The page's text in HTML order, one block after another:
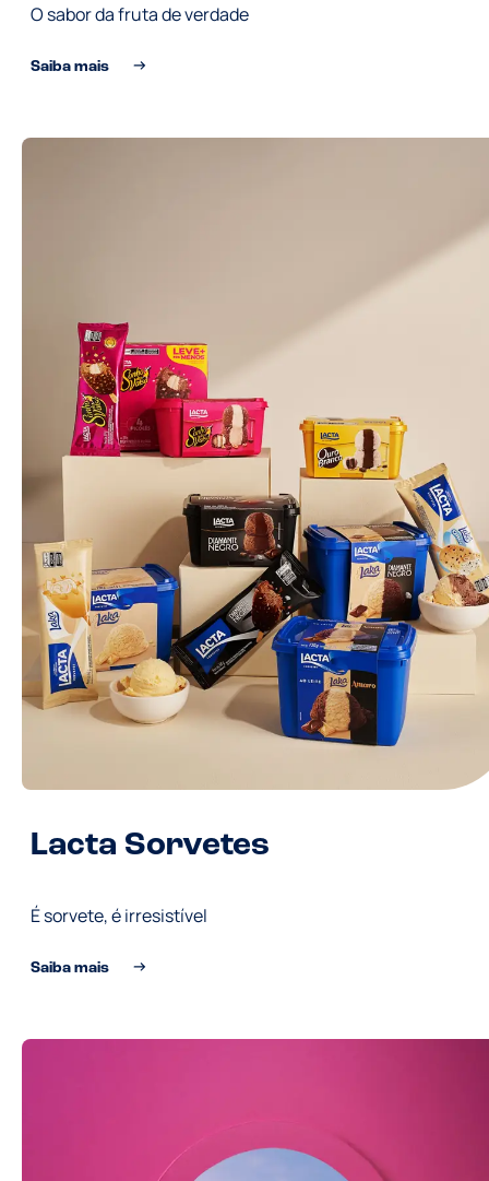
O sabor da fruta de verdade
Saiba mais
Lacta Sorvetes
É sorvete, é irresistível
Saiba mais